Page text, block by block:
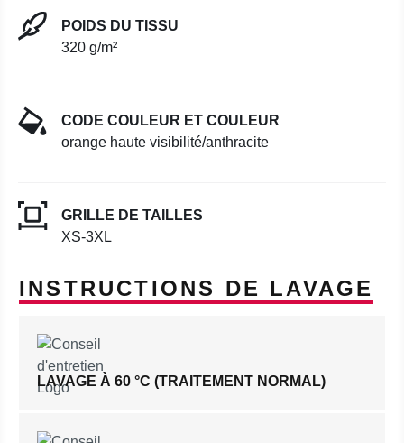
POIDS DU TISSU
320 g/m²
CODE COULEUR ET COULEUR
orange haute visibilité/anthracite
GRILLE DE TAILLES
XS-3XL
INSTRUCTIONS DE LAVAGE
LAVAGE À 60 °C (TRAITEMENT NORMAL)